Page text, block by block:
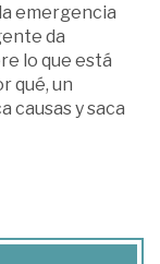
emergencia
da
lo que está
qué, un
causas y saca